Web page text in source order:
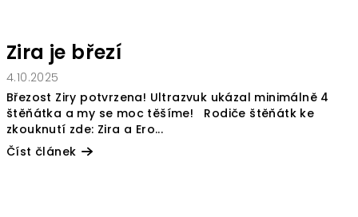
Zira je březí
4.10.2025
Březost Ziry potvrzena! Ultrazvuk ukázal minimálně 4
štěňátka a my se moc těšíme! Rodiče štěňátk ke
zkouknutí zde: Zira a Ero...
Číst článek